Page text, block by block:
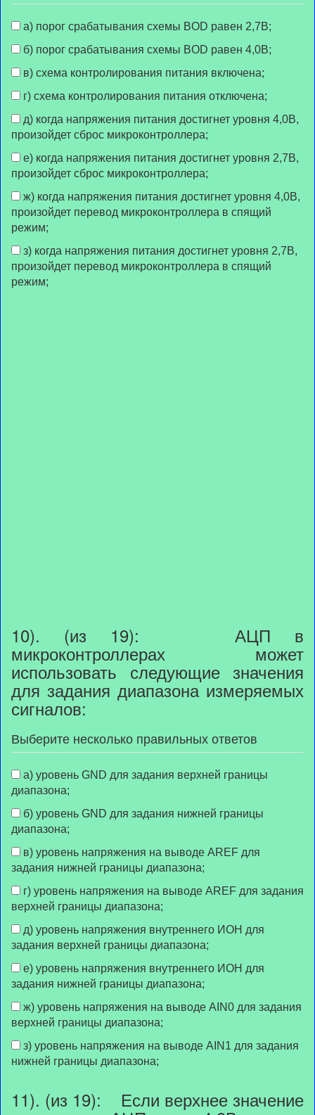
а) порог срабатывания схемы BOD равен 2,7В;
б) порог срабатывания схемы BOD равен 4,0В;
в) схема контролирования питания включена;
г) схема контролирования питания отключена;
произойдет сброс микроконтроллера;
произойдет сброс микроконтроллера;
произойдет перевод микроконтроллера в спящий
режим;
произойдет перевод микроконтроллера в спящий
режим;
10). (из 19): АЦП в
микроконтроллерах может
использовать следующие значения
для задания диапазона измеряемых
сигналов:
Выберите несколько правильных ответов
диапазона;
диапазона;
задания нижней границы диапазона;
верхней границы диапазона;
задания верхней границы диапазона;
задания нижней границы диапазона;
верхней границы диапазона;
нижней границы диапазона;
11). (из 19): Если верхнее значение